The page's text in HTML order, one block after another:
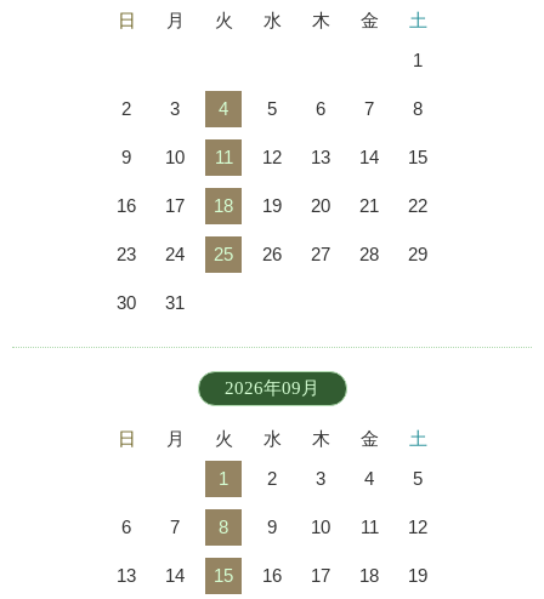
日 月 火 水 木 金
土
1
2 3 4 5 6 7 8
9 10 11 12 13 14 15
16 17 18 19 20 21 22
23 24 25 26 27 28 29
30 31
2026年09月
日 月 火 水 木 金
土
1
2 3 4 5
6 7 8 9 10 11 12
13 14 15 16 17 18 19